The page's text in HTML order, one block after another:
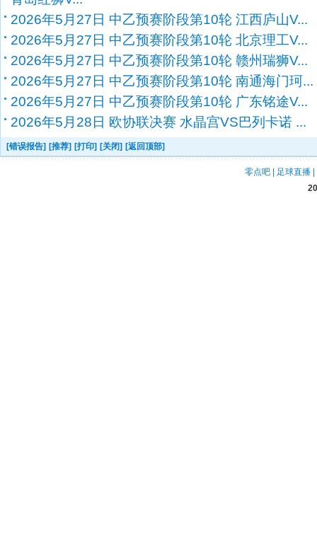
2026年5月27日 中乙预赛阶段第10轮 江西庐山V...
2026年5月27日 中乙预赛阶段第10轮 北京理工V...
2026年5月27日 中乙预赛阶段第10轮 赣州瑞狮V...
2026年5月27日 中乙预赛阶段第10轮 南通海门珂...
2026年5月27日 中乙预赛阶段第10轮 广东铭途V...
2026年5月28日 欧协联决赛 水晶宫VS巴列卡诺 ...
[错误报告] [推荐] [打印] [关闭] [返回顶部]
零点吧 | 足球直播 |